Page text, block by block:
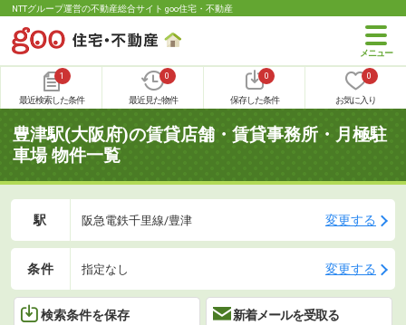
NTTグループ運営の不動産総合サイト goo住宅・不動産
1
最近検索した条件
0
最近見た物件
0
保存した条件
0
お気に入り
豊津駅(大阪府)の賃貸店舗・賃貸事務所・月極駐
車場 物件一覧
駅 阪急電鉄千里線/豊津 変更する
条件 指定なし 変更する
検索条件を保存 新着メールを受取る